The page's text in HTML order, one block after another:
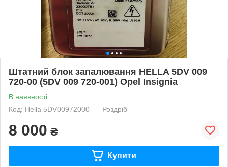
Штатний блок запалювання HELLA 5DV 009
720-00 (5DV 009 720-001) Opel Insignia
В наявності
Код: Hella 5DV00972000
Роздріб
8 000 ₴
Купити